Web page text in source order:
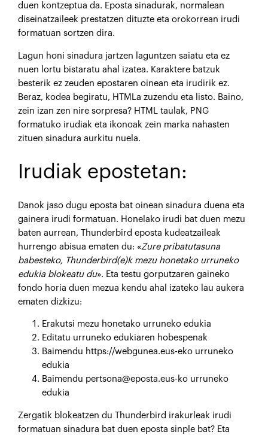
duen kontzeptua da. Eposta sinadurak, normalean
diseinatzaileek prestatzen dituzte eta orokorrean irudi
formatuan sortzen dira.
Lagun honi sinadura jartzen laguntzen saiatu eta ez
nuen lortu bistaratu ahal izatea. Karaktere batzuk
besterik ez zeuden epostaren oinean eta irudirik ez.
Beraz, kodea begiratu, HTMLa zuzendu eta listo. Baino,
zein izan zen nire sorpresa? HTML taulak, PNG
formatuko irudiak eta ikonoak zein marka nahasten
zituen sinadura aurkitu nuela.
Irudiak epostetan:
Danok jaso dugu eposta bat oinean sinadura duena eta
gainera irudi formatuan. Honelako irudi bat duen mezu
baten aurrean, Thunderbird eposta kudeatzaileak
hurrengo abisua ematen du: «Zure pribatutasuna
babesteko, Thunderbird(e)k mezu honetako urruneko
edukia blokeatu du». Eta testu gorputzaren gaineko
fondo horia duen mezua kendu ahal izateko lau aukera
ematen dizkizu:
Erakutsi mezu honetako urruneko edukia
Editatu urruneko edukiaren hobespenak
Baimendu https://webgunea.eus-eko urruneko
edukia
Baimendu pertsona@eposta.eus-ko urruneko
edukia
Zergatik blokeatzen du Thunderbird irakurleak irudi
formatuan sinadura bat duen eposta sinple bat? Eta